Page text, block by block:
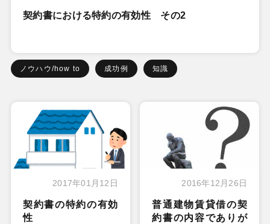
契約書における特約の有効性 その2
ノウハウ/how to 成功例 知識
2017年01月12日
契約書の特約の有効
性
2016年12月26日
普通建物賃貸借の契
約書の内容でありが